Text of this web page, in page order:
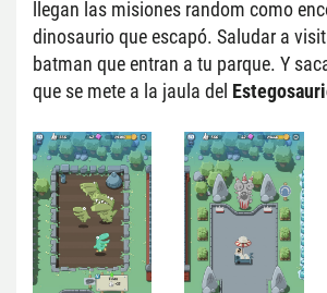
llegan las misiones random como
dinosaurio que escapó. Saludar a
batman que entran a tu parque. Y
que se mete a la jaula del